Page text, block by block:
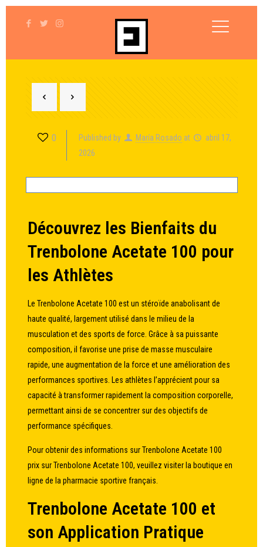
0 Published by María Rosado at
abril 17,
2026
Découvrez les Bienfaits du
Trenbolone Acetate 100 pour
les Athlètes
Le Trenbolone Acetate 100 est un stéroïde anabolisant de
haute qualité, largement utilisé dans le milieu de la
musculation et des sports de force. Grâce à sa puissante
composition, il favorise une prise de masse musculaire
rapide, une augmentation de la force et une amélioration des
performances sportives. Les athlètes l’apprécient pour sa
capacité à transformer rapidement la composition corporelle,
permettant ainsi de se concentrer sur des objectifs de
performance spécifiques.
Pour obtenir des informations surTrenbolone Acetate 100
prix sur Trenbolone Acetate 100, veuillez visiter la boutique en
ligne de la pharmacie sportive français.
Trenbolone Acetate 100 et
son Application Pratique